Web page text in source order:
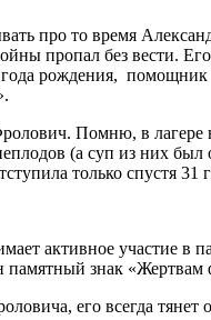
про то время
пропал без вести.
рождения, помощник
Помню, в лагере
(а суп из них
только спустя
активное участие в
памятный знак «Жертвам
его всегда тянет